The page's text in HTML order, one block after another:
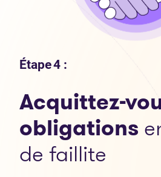
Étape 4 :
Acquittez-
obligations
de faillite